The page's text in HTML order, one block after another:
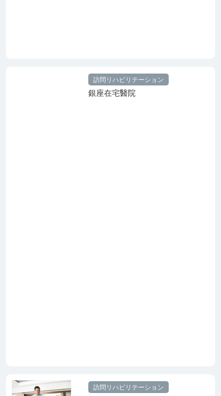
訪問リハビリテーション
銀座在宅醫院
訪問リハビリテーション